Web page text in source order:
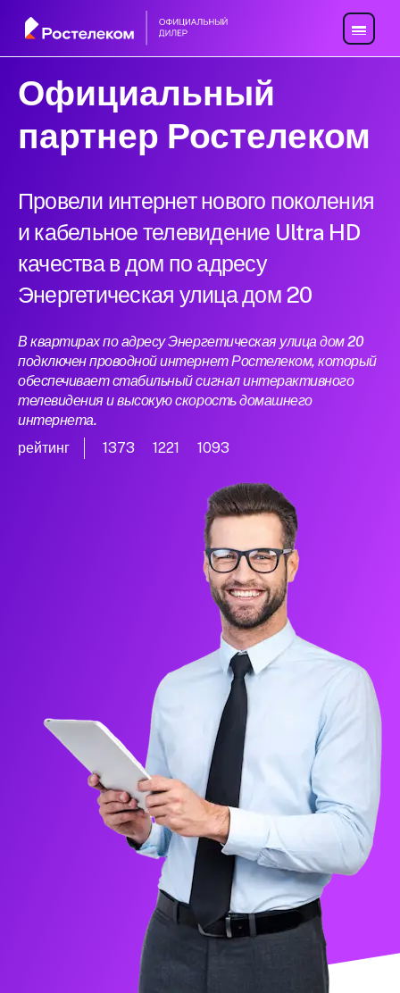
Официальный
партнер Ростелеком
Провели интернет нового поколения
и кабельное телевидение Ultra HD
качества в дом по адресу
Энергетическая улица дом 20
В квартирах по адресу Энергетическая улица дом 20
подключен проводной интернет Ростелеком, который
обеспечивает стабильный сигнал интерактивного
телевидения и высокую скорость домашнего
интернета.
рейтинг
1373 1221 1093